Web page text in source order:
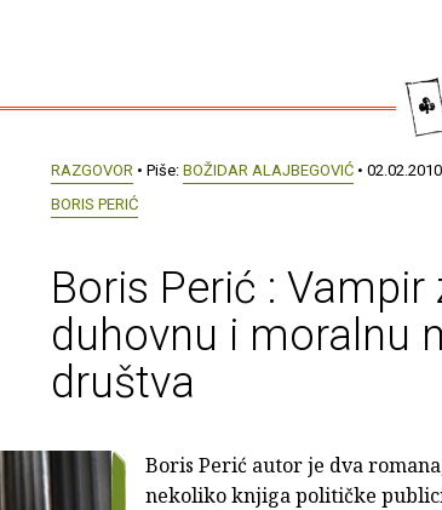
RAZGOVOR • Piše: BOŽIDAR ALAJBEGOVIĆ •
BORIS PERIĆ
Boris Perić :
duhovnu i moralnu
društva
Boris Perić autor je dva
nekoliko knjiga političke